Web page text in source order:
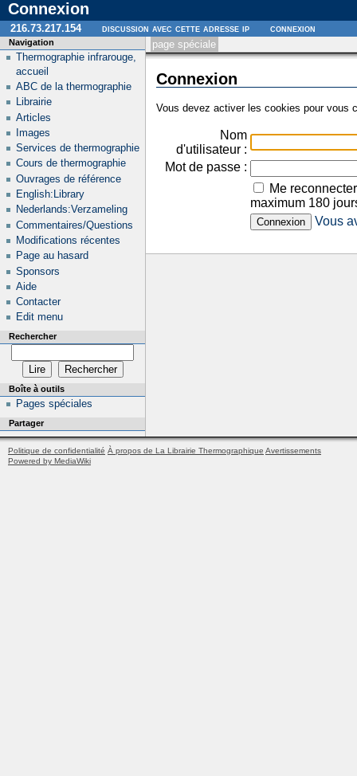
Connexion
page spéciale
Connexion
Vous devez activer les cookies pour vous
Nom
d'utilisateur :
Mot de passe :
Me
maximum 180
Vous
Navigation
Thermographie infrarouge,
accueil
ABC de la thermographie
Librairie
Articles
Images
Services de thermographie
Cours de thermographie
Ouvrages de référence
English:Library
Nederlands:Verzameling
Commentaires/Questions
Modifications récentes
Page au hasard
Sponsors
Aide
Contacter
Edit menu
Rechercher
Boîte à outils
Pages spéciales
Partager
216.73.217.154 discussion avec cette adresse ip connexion
Politique de confidentialité À propos de La Librairie Thermographique Avertissements
Powered by MediaWiki